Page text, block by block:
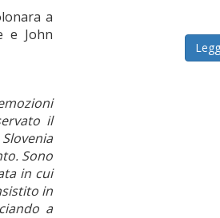
a
e John
il
Sono
in cui
in
a